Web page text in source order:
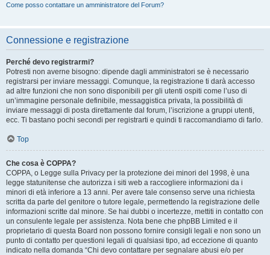
Come posso contattare un amministratore del Forum?
Connessione e registrazione
Perché devo registrarmi?
Potresti non averne bisogno: dipende dagli amministratori se è necessario
registrarsi per inviare messaggi. Comunque, la registrazione ti darà accesso
ad altre funzioni che non sono disponibili per gli utenti ospiti come l’uso di
un’immagine personale definibile, messaggistica privata, la possibilità di
inviare messaggi di posta direttamente dal forum, l’iscrizione a gruppi utenti,
ecc. Ti bastano pochi secondi per registrarti e quindi ti raccomandiamo di farlo.
Top
Che cosa è COPPA?
COPPA, o Legge sulla Privacy per la protezione dei minori del 1998, è una
legge statunitense che autorizza i siti web a raccogliere informazioni da i
minori di età inferiore a 13 anni. Per avere tale consenso serve una richiesta
scritta da parte del genitore o tutore legale, permettendo la registrazione delle
informazioni scritte dal minore. Se hai dubbi o incertezze, mettiti in contatto con
un consulente legale per assistenza. Nota bene che phpBB Limited e il
proprietario di questa Board non possono fornire consigli legali e non sono un
punto di contatto per questioni legali di qualsiasi tipo, ad eccezione di quanto
indicato nella domanda “Chi devo contattare per segnalare abusi e/o per